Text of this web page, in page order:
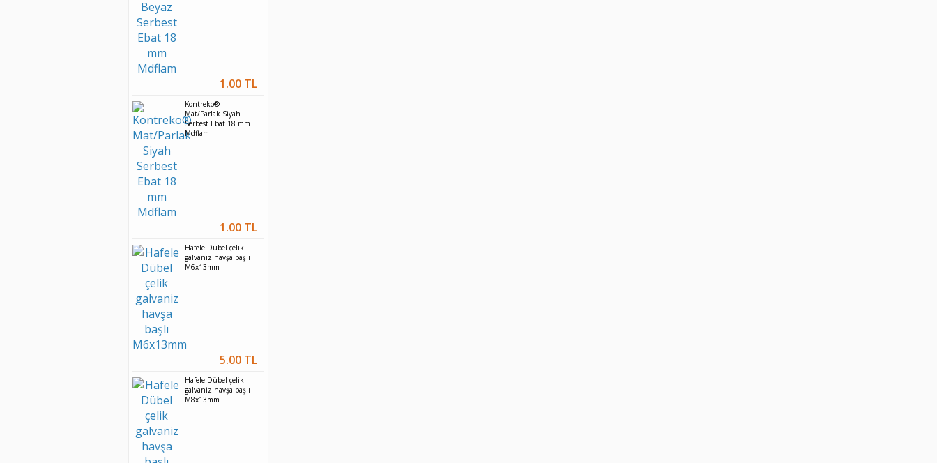
1.00 TL
Kontreko®
Mat/Parlak Siyah
Serbest Ebat 18 mm
Mdflam
1.00 TL
Hafele Dübel çelik
galvaniz havşa başlı
M6x13mm
5.00 TL
Hafele Dübel çelik
galvaniz havşa başlı
M8x13mm